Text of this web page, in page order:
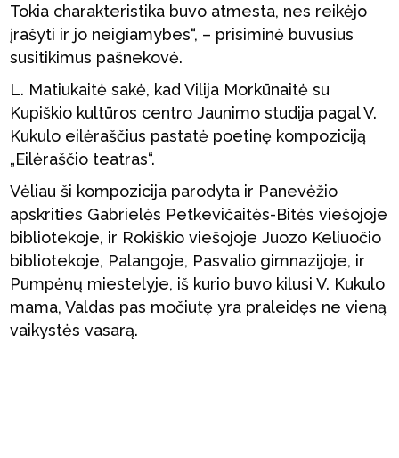
Tokia charakteristika buvo atmesta, nes reikėjo
įrašyti ir jo neigiamybes“, – prisiminė buvusius
susitikimus pašnekovė.
L. Matiukaitė sakė, kad Vilija Morkūnaitė su
Kupiškio kultūros centro Jaunimo studija pagal V.
Kukulo eilėraščius pastatė poetinę kompoziciją
„Eilėraščio teatras“.
Vėliau ši kompozicija parodyta ir Panevėžio
apskrities Gabrielės Petkevičaitės-Bitės viešojoje
bibliotekoje, ir Rokiškio viešojoje Juozo Keliuočio
bibliotekoje, Palangoje, Pasvalio gimnazijoje, ir
Pumpėnų miestelyje, iš kurio buvo kilusi V. Kukulo
mama, Valdas pas močiutę yra praleidęs ne vieną
vaikystės vasarą.